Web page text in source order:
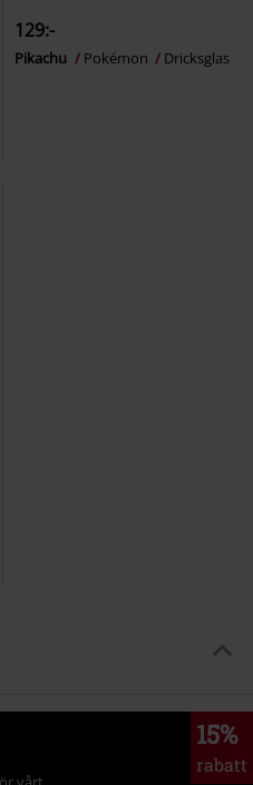
129:-
Pikachu Pokémon Dricksglas
15%
rabatt